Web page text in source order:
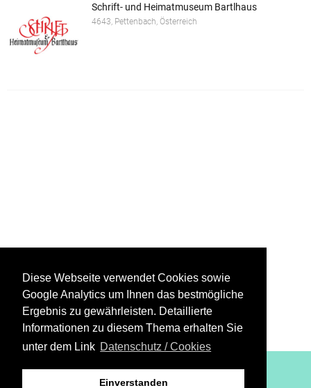
Diese Webseite verwendet Cookies sowie
Google Analytics um Ihnen das bestmögliche
Ergebnis zu gewährleisten. Detaillierte
Informationen zu diesem Thema erhalten Sie
unter dem Link Datenschutz / Cookies
Einverstanden
Schrift- und Heimatmuseum Bartlhaus
4643, Pettenbach, Österreich
XiBIT Infoguide 2021